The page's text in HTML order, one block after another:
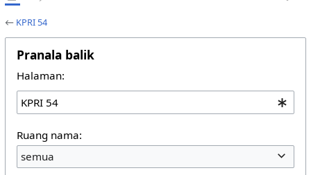
← KPRI 54
Pranala balik
Halaman:
Ruang nama:
semua